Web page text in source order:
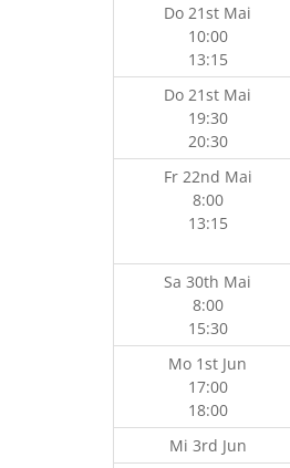
Do 21st Mai
10:00
13:15
Do 21st Mai
19:30
20:30
Fr 22nd Mai
8:00
13:15
Sa 30th Mai
8:00
15:30
Mo 1st Jun
17:00
18:00
Mi 3rd Jun